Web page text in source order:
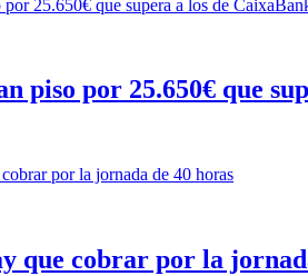
piso por 25.650€ que
que cobrar por la